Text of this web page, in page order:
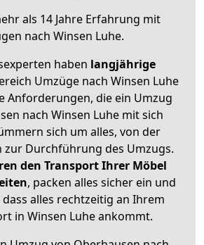
als 14 Jahre Erfahrung mit
nach Winsen Luhe.
haben langjährige
Umzüge nach Winsen Luhe
Anforderungen, die ein Umzug
nach Winsen Luhe mit sich
sich um alles, von der
zur Durchführung des Umzugs.
den Transport Ihrer Möbel
, packen alles sicher ein und
alles rechtzeitig an Ihrem
in Winsen Luhe ankommt.